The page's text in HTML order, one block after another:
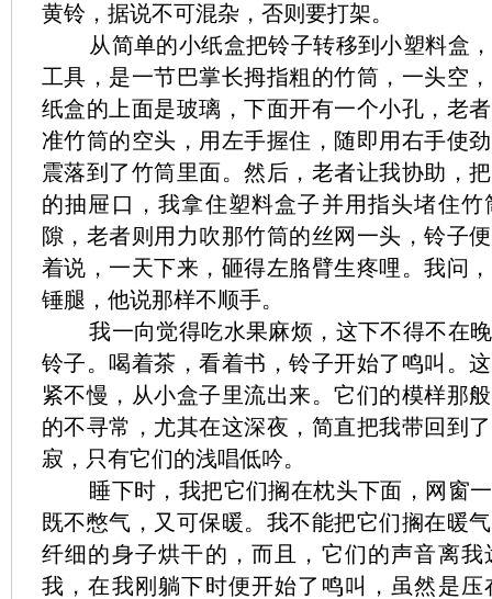
黄铃，据说不可混杂，否则要打架。
从简单的小纸盒把铃子转移到小塑料盒
工具，是一节巴掌长拇指粗的竹筒，一头空
纸盒的上面是玻璃，下面开有一个小孔，老
准竹筒的空头，用左手握住，随即用右手使
震落到了竹筒里面。然后，老者让我协助，
的抽屉口，我拿住塑料盒子并用指头堵住
隙，老者则用力吹那竹筒的丝网一头，铃子
着说，一天下来，砸得左胳臂生疼哩。我问
锤腿，他说那样不顺手。
我一向觉得吃水果麻烦，这下不得不在
铃子。喝着茶，看着书，铃子开始了鸣叫。
紧不慢，从小盒子里流出来。它们的模样那
的不寻常，尤其在这深夜，简直把我带回到
寂，只有它们的浅唱低吟。
睡下时，我把它们搁在枕头下面，网窗
既不憋气，又可保暖。我不能把它们搁在暖
纤细的身子烘干的，而且，它们的声音离
我，在我刚躺下时便开始了鸣叫，虽然是